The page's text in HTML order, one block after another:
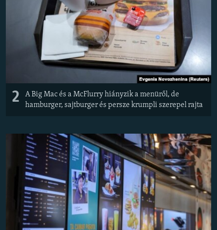
2
A Big Mac és a McFlurry hiányzik a menüről, de
hamburger, sajtburger és persze krumpli szerepel rajta